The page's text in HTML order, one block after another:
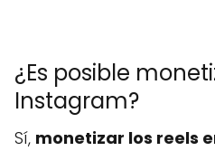
¿Es posible
Instagram?
Sí, monetizar los reels